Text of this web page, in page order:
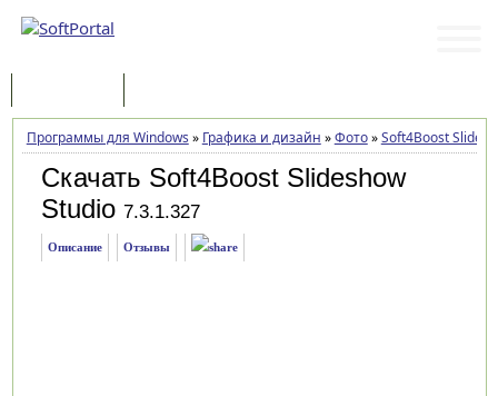
Программы для Windows » Графика и дизайн »Фото»Soft4Boost
Скачать Soft4Boost Slideshow
Studio 7.3.1.327
Описание Отзывы